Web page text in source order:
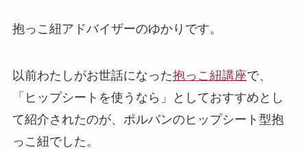
抱っこ紐アドバイザーのゆかりです。
以前わたしがお世話になった抱っこ紐講座で、
「ヒップシートを使うなら」としておすすめとし
て紹介されたのが、ポルバンのヒップシート型抱
っこ紐でした。